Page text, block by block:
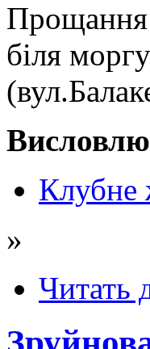
Прощання
біля
Клубне
»
Читать